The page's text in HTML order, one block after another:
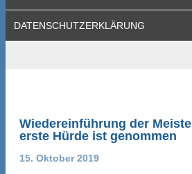
DATENSCHUTZERKLÄRUNG
Wiedereinführung der
erste Hürde ist genommen
15. Oktober 2019